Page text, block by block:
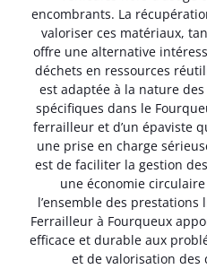
encombrants. La
valoriser ces matériaux,
offre une alternative
déchets en ressources
est adaptée à la nature
spécifiques dans le
ferrailleur et d’un épaviste
une prise en charge
est de faciliter la gestion
une économie
l’ensemble des
Ferrailleur à Fourqueux
efficace et durable aux
et de valorisation des